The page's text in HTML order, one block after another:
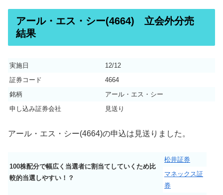
アール・エス・シー(4664) 立会外分売
結果
実施日
12/12
証券コード
4664
銘柄
アール・エス・シー
申し込み証券会社
見送り
アール・エス・シー(4664)の申込は見送りました。
100株配分で幅広く当選者に割当てしていくため比
較的当選しやすい！？
松井証券
マネックス証
券